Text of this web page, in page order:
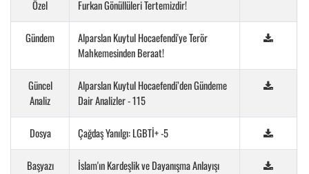
Özel
Furkan Gönüllüleri Tertemizdir!
Gündem
Alparslan Kuytul Hocaefendi'ye Terör
Mahkemesinden Beraat!
Güncel
Analiz
Alparslan Kuytul Hocaefendi’den Gündeme
Dair Analizler - 115
Dosya Çağdaş Yanılgı: LGBTİ+ -5
Başyazı İslam'ın Kardeşlik ve Dayanışma Anlayışı